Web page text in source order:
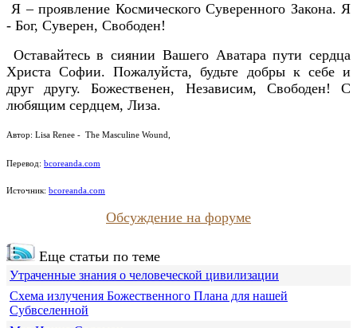
Я – проявление Космического Суверенного Закона. Я
- Бог, Суверен, Свободен!
Оставайтесь в сиянии Вашего Аватара пути сердца
Христа Софии. Пожалуйста, будьте добры к себе и
друг другу. Божественен, Независим, Свободен! С
любящим сердцем, Лиза.
Автор: Lisa Renee - The Masculine Wound
Перевод: bcoreanda.com
Источник: bcoreanda.com
Обсуждение на форуме
Еще статьи по теме
Утраченные знания о человеческой цивилизации
Схема излучения Божественного Плана для нашей
Субвселенной